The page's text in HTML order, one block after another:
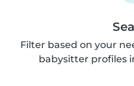
Filter based on your
babysitter profiles